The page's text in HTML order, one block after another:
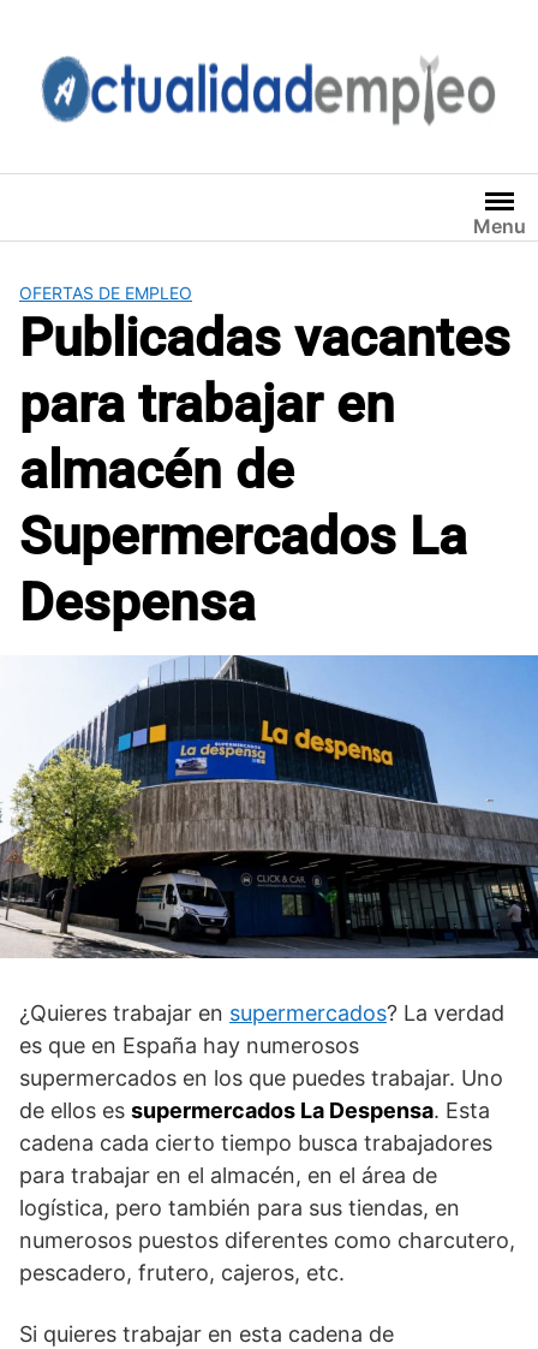
contenido
Menu
OFERTAS DE EMPLEO
Publicadas vacantes
para trabajar en
almacén de
Supermercados La
Despensa
¿Quieres trabajar en supermercados? La verdad
es que en España hay numerosos
supermercados en los que puedes trabajar. Uno
de ellos es supermercados La Despensa. Esta
cadena cada cierto tiempo busca trabajadores
para trabajar en el almacén, en el área de
logística, pero también para sus tiendas, en
numerosos puestos diferentes como charcutero,
pescadero, frutero, cajeros, etc.
Si quieres trabajar en esta cadena de